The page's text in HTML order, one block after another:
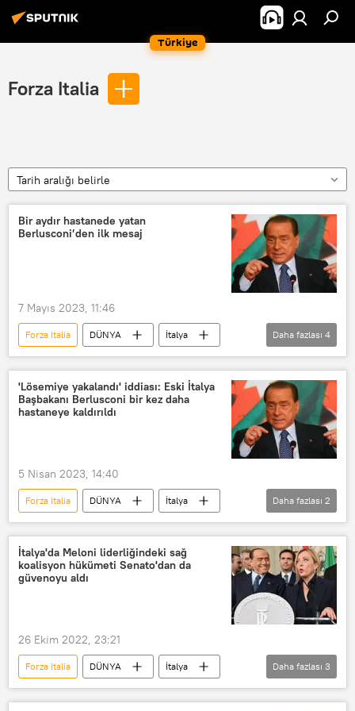
Türkiye
Forza Italia
Tarih aralığı belirle
Bir aydır hastanede yatan
Berlusconi’den ilk mesaj
7 Mayıs 2023, 11:46
Forza Italia DÜNYA
İtalya
Silvio Berlusconi
Forza İtalya
Hastane
açıklama
Daha fazlası 4
'Lösemiye yakalandı' iddiası: Eski İtalya
Başbakanı Berlusconi bir kez daha
hastaneye kaldırıldı
5 Nisan 2023, 14:40
Forza Italia DÜNYA
İtalya
Silvio Berlusconi
Hastane
Daha fazlası 2
İtalya'da Meloni liderliğindeki sağ
koalisyon hükümeti Senato'dan da
güvenoyu aldı
26 Ekim 2022, 23:21
Forza Italia DÜNYA
İtalya
Senato
Seçim
Daha fazlası 3